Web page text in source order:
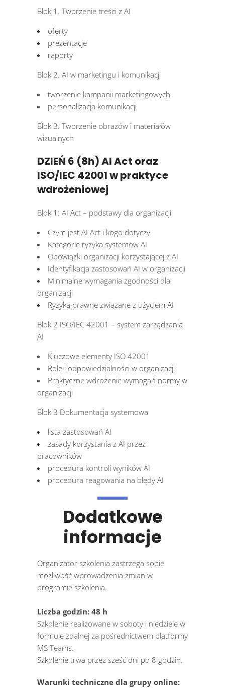
Blok 1. Tworzenie treści z AI
oferty
prezentacje
raporty
Blok 2. AI w marketingu i komunikacji
tworzenie kampanii marketingowych
personalizacja komunikacji
Blok 3. Tworzenie obrazów i materiałów
wizualnych
DZIEŃ 6 (8h) AI Act oraz
ISO/IEC 42001 w praktyce
wdrożeniowej
Blok 1: AI Act – podstawy dla organizacji
Czym jest AI Act i kogo dotyczy
Kategorie ryzyka systemów AI
Obowiązki organizacji korzystającej z AI
Identyfikacja zastosowań AI w organizacji
Minimalne wymagania zgodności dla
organizacji
Ryzyka prawne związane z użyciem AI
Blok 2 ISO/IEC 42001 – system zarządzania
AI
Kluczowe elementy ISO 42001
Role i odpowiedzialności w organizacji
Praktyczne wdrożenie wymagań normy w
organizacji
Blok 3 Dokumentacja systemowa
lista zastosowań AI
zasady korzystania z AI przez
pracowników
procedura kontroli wyników AI
procedura reagowania na błędy AI
Dodatkowe
informacje
Organizator szkolenia zastrzega sobie
możliwość wprowadzenia zmian w
programie szkolenia.
Liczba godzin: 48 h
Szkolenie realizowane w soboty i niedziele w
formule zdalnej za pośrednictwem platformy
MS Teams.
Szkolenie trwa przez sześć dni po 8 godzin.
Warunki techniczne dla grupy online: